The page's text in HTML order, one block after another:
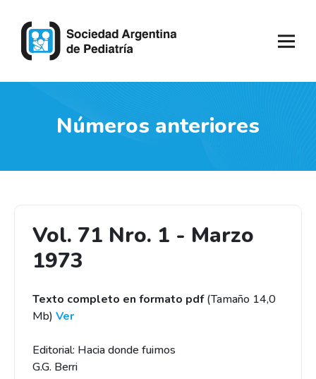
Números anteriores
Vol. 71 Nro. 1 - Marzo
1973
Texto completo en formato pdf(Tamaño 14,0
Mb) Ver
Editorial: Hacia donde fuimos
G.G. Berri